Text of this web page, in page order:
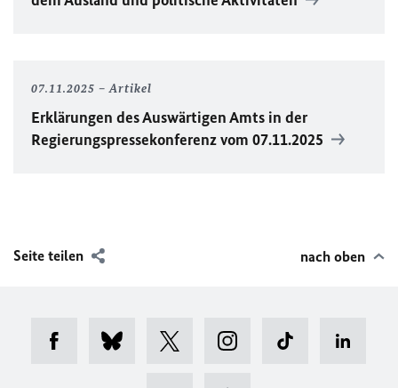
07.11.2025 Artikel
Erklärungen des Auswärtigen Amts in der
Regierungspressekonferenz vom 07.11.2025
Seite teilen nach oben